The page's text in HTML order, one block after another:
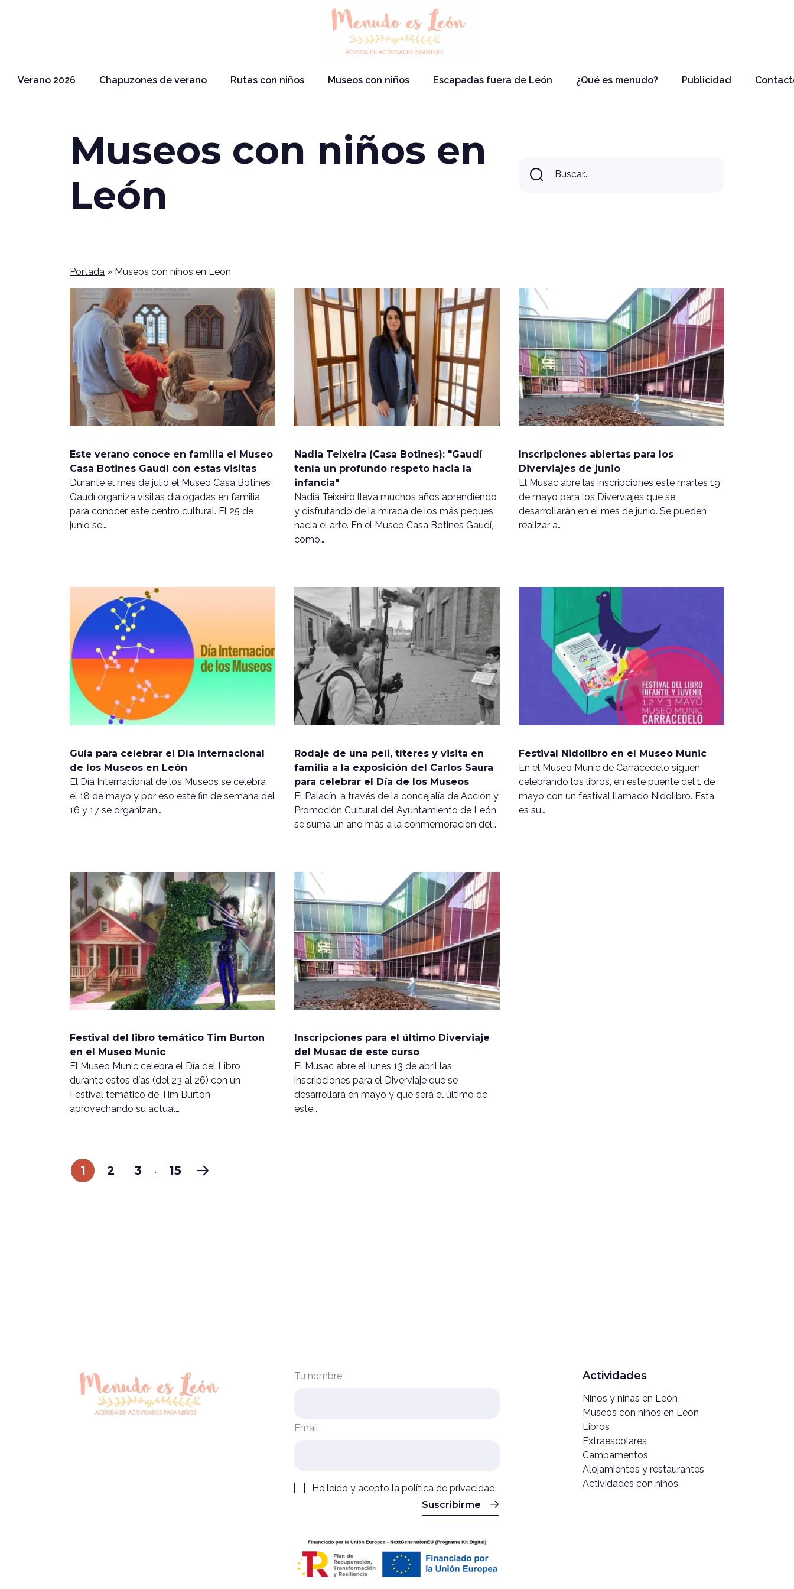
Verano 2026 Chapuzones de verano Rutas con niños Museos con niños Escapadas fuera de León ¿Qué es menudo? Publicidad
Museos con niños en
León
Buscar...
Buscar
Portada » Museos con niños en León
Este verano conoce en familia el Museo
Casa Botines Gaudí con estas visitas
Durante el mes de julio el Museo Casa Botines
Gaudí organiza visitas dialogadas en familia
para conocer este centro cultural. El 25 de
junio se…
Nadia Teixeira (Casa Botines): "Gaudí
tenía un profundo respeto hacia la
infancia"
Nadia Teixeiro lleva muchos años aprendiendo
y disfrutando de la mirada de los más peques
hacia el arte. En el Museo Casa Botines Gaudí,
como…
Inscripciones abiertas para los
Diverviajes de junio
El Musac abre las inscripciones este martes 19
de mayo para los Diverviajes que se
desarrollarán en el mes de junio. Se pueden
realizar a…
Guía para celebrar el Día Internacional
de los Museos en León
El Día Internacional de los Museos se celebra
el 18 de mayo y por eso este fin de semana del
16 y 17 se organizan…
Rodaje de una peli, títeres y visita en
familia a la exposición del Carlos Saura
para celebrar el Día de los Museos
El Palacín, a través de la concejalía de Acción y
Promoción Cultural del Ayuntamiento de León,
se suma un año más a la conmemoración del…
Festival Nidolibro en el Museo Munic
En el Museo Munic de Carracedelo siguen
celebrando los libros, en este puente del 1 de
mayo con un festival llamado Nidolibro. Esta
es su…
Festival del libro temático Tim Burton
en el Museo Munic
El Museo Munic celebra el Día del Libro
durante estos días (del 23 al 26) con un
Festival temático de Tim Burton
aprovechando su actual…
Inscripciones para el último Diverviaje
del Musac de este curso
El Musac abre el lunes 13 de abril las
inscripciones para el Diverviaje que se
desarrollará en mayo y que será el último de
este…
1 2 3 … 15
Tu nombre
Email
He leído y acepto la política de privacidad
Suscribirme
Actividades
Niños y niñas en León
Museos con niños en León
Libros
Extraescolares
Campamentos
Alojamientos y restaurantes
Actividades con niños